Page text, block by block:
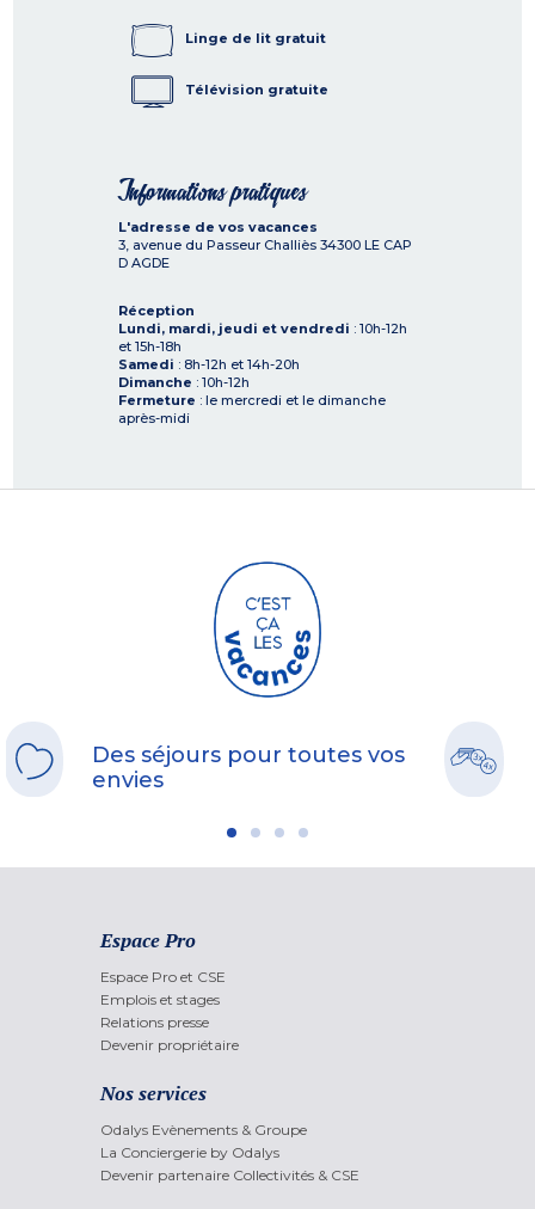
Linge de lit gratuit
Télévision gratuite
Informations pratiques
L'adresse de vos vacances
3, avenue du Passeur Challiès 34300 LE CAP
D AGDE
Réception
Lundi, mardi, jeudi et vendredi : 10h-12h
et 15h-18h
Samedi : 8h-12h et 14h-20h
Dimanche : 10h-12h
Fermeture : le mercredi et le dimanche
après-midi
Des séjours pour toutes vos
envies
Espace Pro
Espace Pro et CSE
Emplois et stages
Relations presse
Devenir propriétaire
Nos services
Odalys Evènements & Groupe
La Conciergerie by Odalys
Devenir partenaire Collectivités & CSE